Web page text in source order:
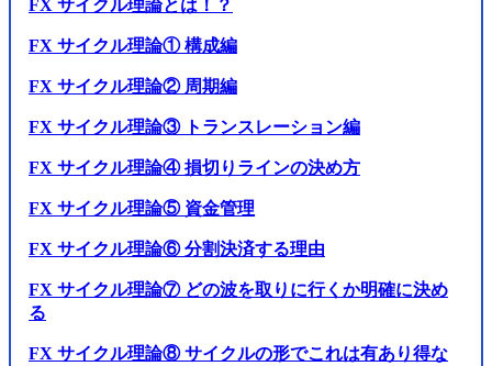
FX サイクル理論とは！？
FX サイクル理論① 構成編
FX サイクル理論② 周期編
FX サイクル理論③ トランスレーション編
FX サイクル理論④ 損切りラインの決め方
FX サイクル理論⑤ 資金管理
FX サイクル理論⑥ 分割決済する理由
FX サイクル理論⑦ どの波を取りに行くか明確に決め
る
FX サイクル理論⑧ サイクルの形でこれは有あり得な